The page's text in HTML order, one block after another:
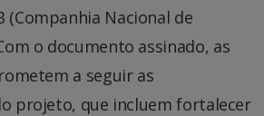
(Companhia Nacional de
o documento assinado, as
a seguir as
projeto, que incluem fortalecer